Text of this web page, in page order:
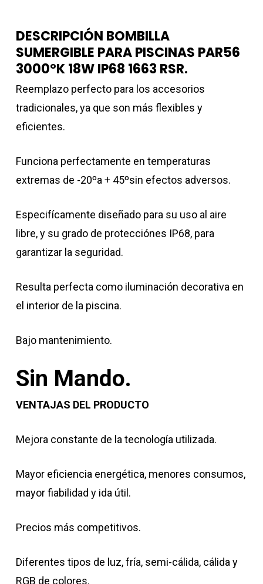
DESCRIPCIÓN BOMBILLA
SUMERGIBLE PARA PISCINAS PAR56
3000ºK 18W IP68 1663 RSR.
Reemplazo perfecto para los accesorios
tradicionales, ya que son más flexibles y
eficientes.
Funciona perfectamente en temperaturas
extremas de -20ºa + 45ºsin efectos adversos.
Especifícamente diseñado para su uso al aire
libre, y su grado de protecciónes IP68, para
garantizar la seguridad.
Resulta perfecta como iluminación decorativa en
el interior de la piscina.
Bajo mantenimiento.
Sin Mando.
VENTAJAS DEL PRODUCTO
Mejora constante de la tecnología utilizada.
Mayor eficiencia energética, menores consumos,
mayor fiabilidad y ida útil.
Precios más competitivos.
Diferentes tipos de luz, fría, semi-cálida, cálida y
RGB de colores.